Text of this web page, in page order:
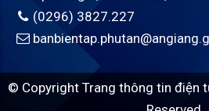
(0296) 3827.227
© Copyright Trang thông tin điện